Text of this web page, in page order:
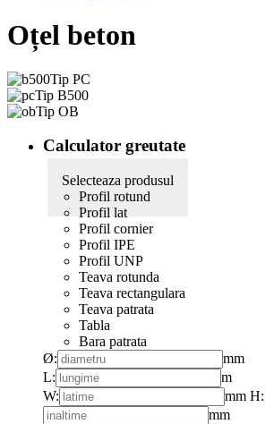
Oțel beton
Tip PC
Tip B500
Tip OB
Calculator greutate
Selecteaza produsul
Profil rotund
Profil lat
Profil cornier
Profil IPE
Profil UNP
Teava rotunda
Teava rectangulara
Teava patrata
Tabla
Bara patrata
Ø:
mm
L:
m
W:
mm H:
mm